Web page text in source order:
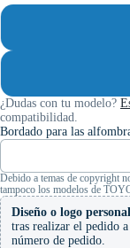
¿Dudas con tu modelo?
compatibilidad.
Bordado para las
Debido a temas de copyright
tampoco los modelos de
Diseño o logo
tras realizar el pedido a
número de pedido.